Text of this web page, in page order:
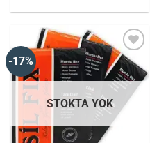
-17%
İstek
Listeme
Ekle
STOKTA YOK